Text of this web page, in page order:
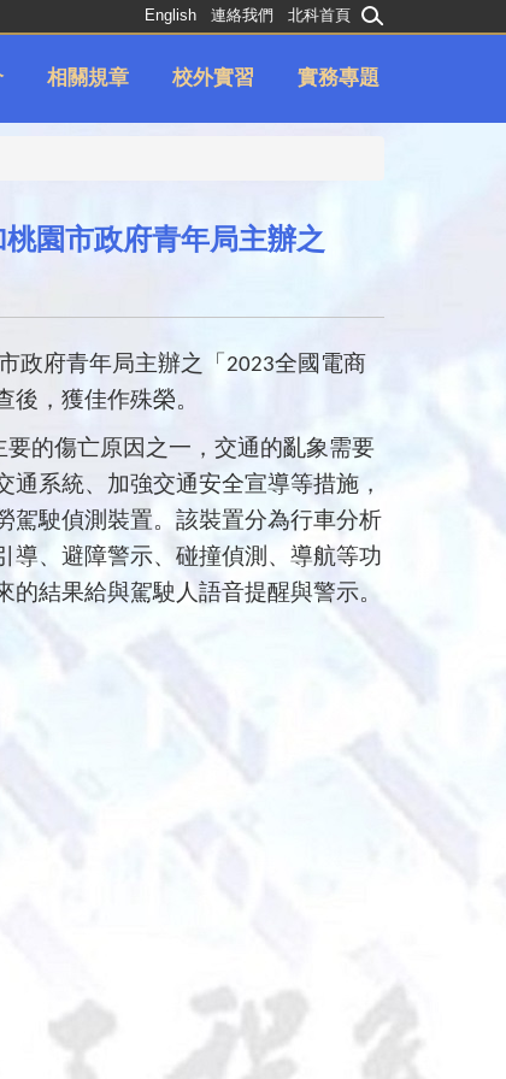
相關規章 校外實習 實務專題
English 連絡我們 北科首頁
園市政府青年局主辦之
政府青年局主辦之「 2023全國電商
，獲佳作殊榮。
的傷亡原因之一，交通的亂象需要
系統、加強交通安全宣導等措施，
駕駛偵測裝置。該裝置分為行車分析
導、避障警示、碰撞偵測、導航等功
結果給與駕駛人語音提醒與警示。